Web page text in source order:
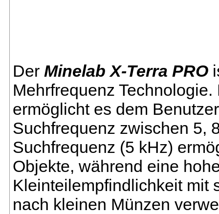
Der Minelab X-Terra PRO
Mehrfrequenz
ermöglicht es dem
Suchfrequenz zwischen 5,
Suchfrequenz (5 kHz)
Objekte, während eine
Kleinteilempfindlichkeit mit
nach kleinen Münzen